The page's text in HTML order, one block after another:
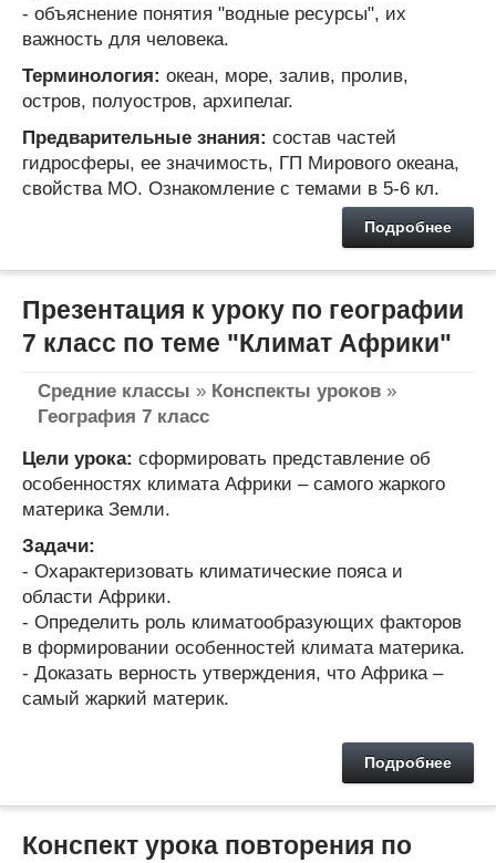
- объяснение понятия "водные ресурсы", их
важность для человека.
Терминология: океан, море, залив, пролив,
остров, полуостров, архипелаг.
Предварительные знания: cостав частей
гидросферы, ее значимость, ГП Мирового океана,
свойства МО. Ознакомление с темами в 5-6 кл.
Подробнее
Презентация к уроку по географии
7 класс по теме "Климат Африки"
Средние классы » Конспекты уроков »
География 7 класс
Цели урока: cформировать представление об
особенностях климата Африки – самого жаркого
материка Земли.
Задачи:
- Охарактеризовать климатические пояса и
области Африки.
- Определить роль климатообразующих факторов
в формировании особенностей климата материка.
- Доказать верность утверждения, что Африка –
самый жаркий материк.
Подробнее
Конспект урока повторения по